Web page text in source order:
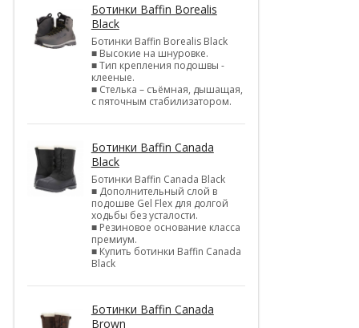
Ботинки Baffin Borealis
Black
Ботинки Baffin Borealis Black
■ Высокие на шнуровке.
■ Тип крепления подошвы -
клееные.
■ Стелька – съёмная, дышащая,
с пяточным стабилизатором.
Ботинки Baffin Canada
Black
Ботинки Baffin Canada Black
■ Дополнительный слой в
подошве Gel Flex для долгой
ходьбы без усталости.
■ Резиновое основание класса
премиум.
■ Купить ботинки Baffin Canada
Black
Ботинки Baffin Canada
Brown